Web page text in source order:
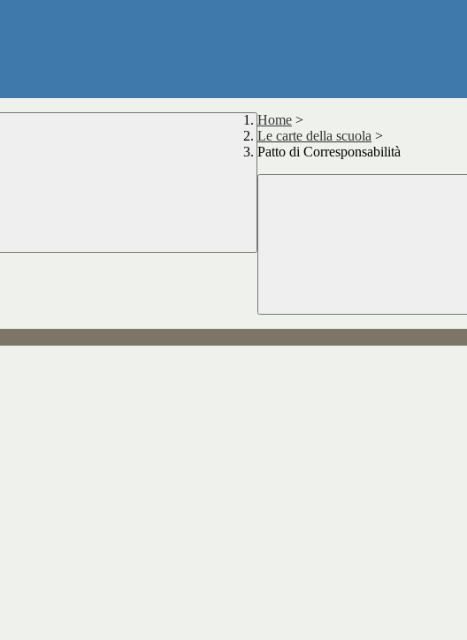
Home >
Le carte della scuola >
Patto di Corresponsabilità